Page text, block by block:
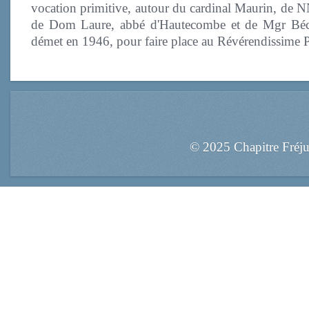
vocation primitive, autour du cardinal Maurin, de
de Dom Laure, abbé d'Hautecombe et de Mgr
démet en 1946, pour faire place au Révérendissime
© 2025 Chapitre